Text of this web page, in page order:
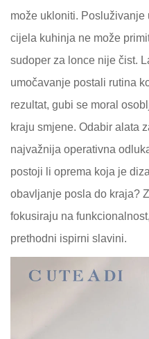
može ukloniti.
cijela kuhinja ne može
sudoper za lonce nije čist.
umočavanje postali rutina
rezultat, gubi se moral
kraju smjene. Odabir alata
najvažnija operativna
postoji li oprema koja je
obavljanje posla do kraja?
fokusiraju na
prethodni ispirni slavini.